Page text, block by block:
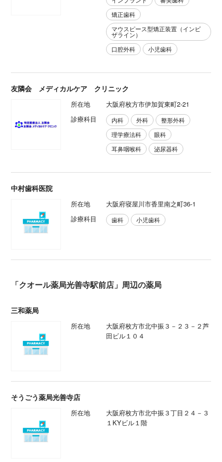
矯正歯科
マウスピース型矯正装置（インビ
ザライン）
口腔外科
小児歯科
友隣会 メディカルケア クリニック
所在地
大阪府枚方市伊加賀東町2-21
診療科目
内科 外科
整形外科
理学療法科
眼科
耳鼻咽喉科
泌尿器科
中村歯科医院
所在地
大阪府寝屋川市香里南之町36-1
診療科目
歯科 小児歯科
「クオール薬局光善寺駅前店」周辺の薬局
三和薬局
所在地
大阪府枚方市北中振３－２３－２芦
田ビル１０４
そうごう薬局光善寺店
所在地
大阪府枚方市北中振３丁目２４－３
１KYビル１階